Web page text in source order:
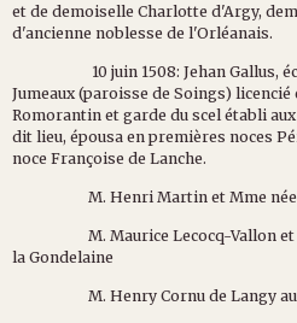
et de demoiselle Charlotte d'Argy,
d'ancienne noblesse de l'Orléanais.
10 juin 1508: Jehan Gallus,
Jumeaux (paroisse de Soings)
Romorantin et garde du scel établi
dit lieu, épousa en premières noces
noce Françoise de Lanche.
M. Henri Martin et Mme née
M. Maurice Lecocq-Vallon et
la Gondelaine
M. Henry Cornu de Langy au